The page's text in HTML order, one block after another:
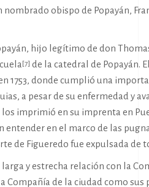
nombrado obispo de Popayán,
hijo legítimo de don
[7] de la catedral de Popayán.
1753, donde cumplió una
a pesar de su enfermedad y
los imprimió en su imprenta en
entender en el marco de las
de Figueredo fue expulsada
y estrecha relación con la
Compañía de la ciudad como